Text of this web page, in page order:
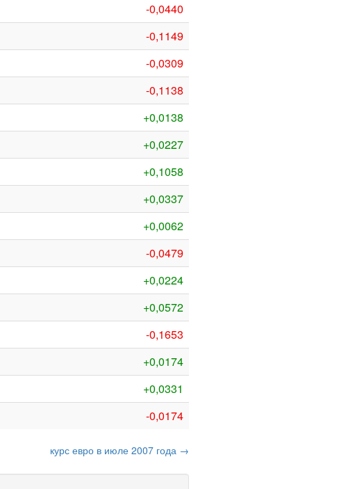
-0,0440
-0,1149
-0,0309
-0,1138
+0,0138
+0,0227
+0,1058
+0,0337
+0,0062
-0,0479
+0,0224
+0,0572
-0,1653
+0,0174
+0,0331
-0,0174
курс евро в июле 2007 года →